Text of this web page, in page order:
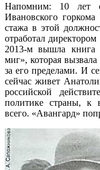
Напомним: 10 лет
Ивановского
стажа в этой
отработал
2013-м вышла книга
миг», которая
за его пределами. И
сейчас живет
российской
политике страны, к
всего. «Авангард»